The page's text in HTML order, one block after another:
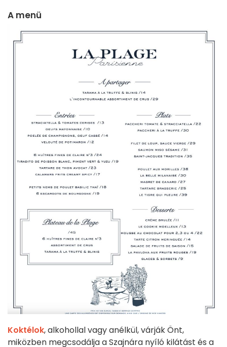
A menü
Koktélok, alkohollal vagy anélkül, várják Önt,
miközben megcsodálja a Szajnára nyíló kilátást és a